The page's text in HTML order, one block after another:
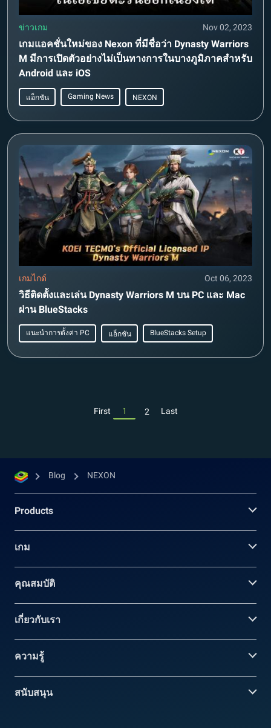
ข่าวเกม Nov 02, 2023
เกมแอคชั่นใหม่ของ Nexon ที่มีชื่อว่า Dynasty Warriors
M มีการเปิดตัวอย่างไม่เป็นทางการในบางภูมิภาคสำหรับ
Android และ iOS
แอ็กชัน Gaming News NEXON
เกมไกด์ Oct 06, 2023
วิธีติดตั้งและเล่น Dynasty Warriors M บน PC และ Mac
ผ่าน BlueStacks
แนะนำการตั้งค่า PC แอ็กชัน BlueStacks Setup
First 1 2 Last
Blog NEXON
Products
เกม
คุณสมบัติ
เกี่ยวกับเรา
ความรู้
สนับสนุน